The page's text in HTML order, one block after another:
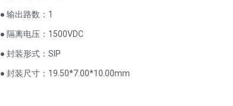
● 输出路数：1
● 隔离电压：1500VDC
● 封装形式：SIP
● 封装尺寸：19.50*7.00*10.00mm